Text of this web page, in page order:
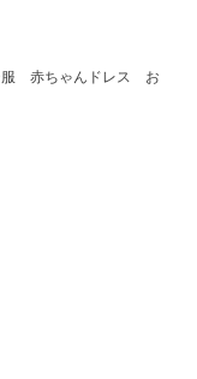
赤ちゃんドレス お